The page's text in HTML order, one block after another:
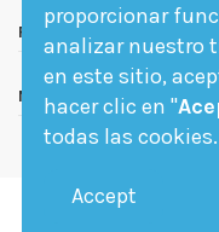
Follow us
Newsletter
proporcionar
analizar nuestro
en este sitio,
hacer clic en "
todas las cookies.
Accept